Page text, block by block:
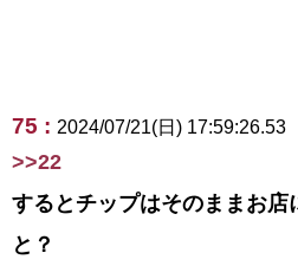
75 : 2024/07/21(日) 17:59:26.53
>>22
するとチップはそのままお店
と？